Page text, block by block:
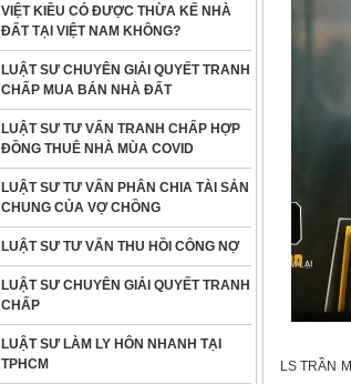
VIỆT KIỀU CÓ ĐƯỢC THỪA KẾ NHÀ
ĐẤT TẠI VIỆT NAM KHÔNG?
LUẬT SƯ CHUYÊN GIẢI QUYẾT TRANH
CHẤP MUA BÁN NHÀ ĐẤT
LUẬT SƯ TƯ VẤN TRANH CHẤP HỢP
ĐỒNG THUÊ NHÀ MÙA COVID
LUẬT SƯ TƯ VẤN PHÂN CHIA TÀI SẢN
CHUNG CỦA VỢ CHỒNG
LUẬT SƯ TƯ VẤN THU HỒI CÔNG NỢ
LUẬT SƯ CHUYÊN GIẢI QUYẾT TRANH
CHẤP
LUẬT SƯ LÀM LY HÔN NHANH TẠI
TPHCM
LS TRẦN